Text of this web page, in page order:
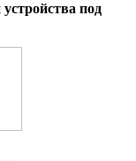
под